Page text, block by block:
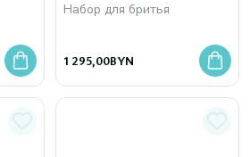
Набор для бритья
1 295,00BYN